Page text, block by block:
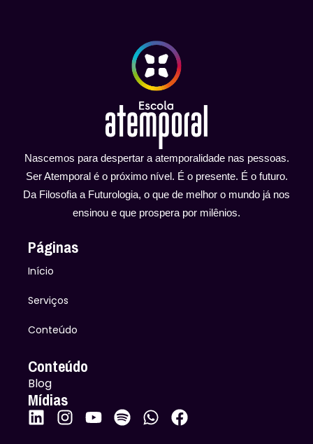
Nascemos para despertar a atemporalidade nas pessoas.
Ser Atemporal é o próximo nível. É o presente. É o futuro.
Da Filosofia a Futurologia, o que de melhor o mundo já nos
ensinou e que prospera por milênios.
Páginas
Início
Serviços
Conteúdo
Conteúdo
Blog
Mídias